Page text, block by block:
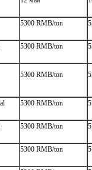
5300 RMB/ton
5300 RMB/ton
5300 RMB/ton
5300 RMB/ton
5300 RMB/ton
5300 RMB/ton